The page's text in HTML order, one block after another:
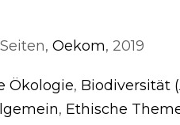
Oekom, 2019
Ökologie, Biodiversität
, Ethische